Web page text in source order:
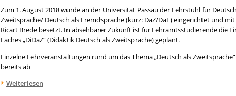
Zum 1. August 2018 wurde an der Universität Passau der Lehrstuhl für
Zweitsprache/ Deutsch als Fremdsprache (kurz: DaZ/DaF) eingerichtet und
Ricart Brede besetzt. In absehbarer Zukunft ist für Lehramtsstudierende die
Faches „DiDaZ“ (Didaktik Deutsch als Zweitsprache) geplant.
Einzelne Lehrveranstaltungen rund um das Thema „Deutsch als
bereits ab …
Weiterlesen